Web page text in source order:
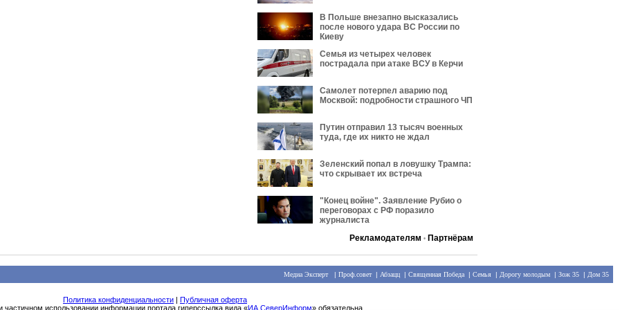
В Польше внезапно высказались
после нового удара ВС России по
Киеву
Семья из четырех человек
пострадала при атаке ВСУ в Керчи
Самолет потерпел аварию под
Москвой: подробности страшного ЧП
Путин отправил 13 тысяч военных
туда, где их никто не ждал
Зеленский попал в ловушку Трампа:
что скрывает их встреча
"Конец войне". Заявление Рубио о
переговорах с РФ поразило
журналиста
Рекламодателям • Партнёрам
Медиа Эксперт| Проф.совет| Абзацц | Священная Победа | Семья | Дорогу молодым | Зож 35 | Дом 35
Политика конфиденциальности | Публичная оферта
частичном использовании информации портала гиперссылка вида «ИА СеверИнформ» обязательна.